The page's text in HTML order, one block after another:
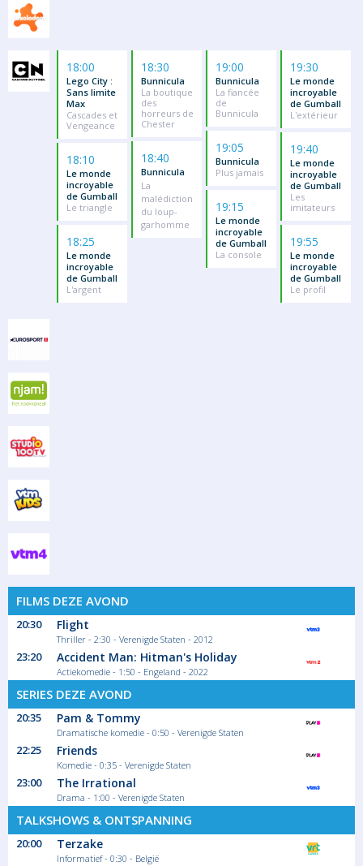
18:00
Lego City :
Sans limite
Max
Cascades et
Vengeance
18:10
Le monde
incroyable
de Gumball
Le triangle
18:25
Le monde
incroyable
de Gumball
L'argent
18:30
Bunnicula
La boutique
des
horreurs de
Chester
18:40
Bunnicula
La
malédiction
du loup-
garhomme
19:00
Bunnicula
La fiancée
de
Bunnicula
19:05
Bunnicula
Plus jamais
19:15
Le monde
incroyable
de Gumball
La console
19:30
Le monde
incroyable
de Gumball
L'extérieur
19:40
Le monde
incroyable
de Gumball
Les
imitateurs
19:55
Le monde
incroyable
de Gumball
Le profil
FILMS DEZE AVOND
20:30 Flight
Thriller - 2:30 - Verenigde Staten - 2012
23:20 Accident Man: Hitman's Holiday
Actiekomedie - 1:50 - Engeland - 2022
SERIES DEZE AVOND
20:35 Pam & Tommy
Dramatische komedie - 0:50 - Verenigde Staten
22:25 Friends
Komedie - 0:35 - Verenigde Staten
23:00 The Irrational
Drama - 1:00 - Verenigde Staten
TALKSHOWS & ONTSPANNING
20:00 Terzake
Informatief - 0:30 - België